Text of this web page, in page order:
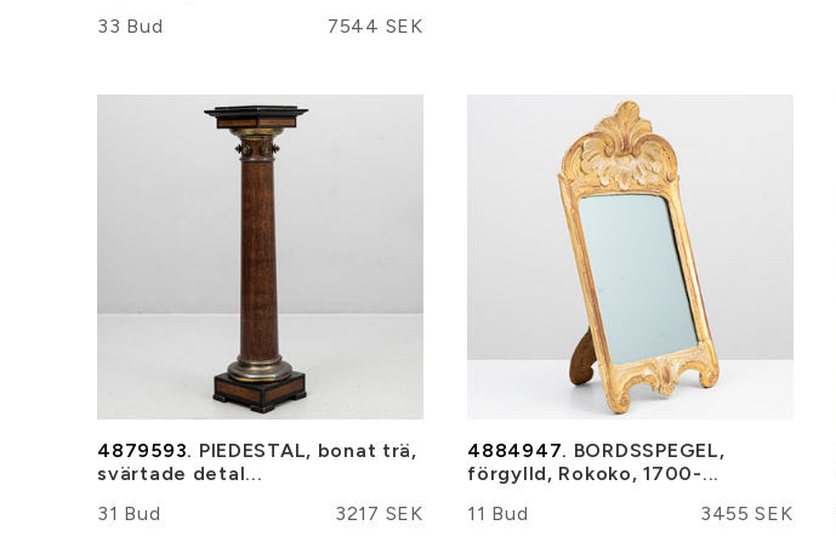
33 Bud
7544 SEK
4879593. PIEDESTAL, bonat trä,
svärtade detal...
31 Bud
3217 SEK
4884947. BORDSSPEGEL,
förgylld, Rokoko, 1700-...
11 Bud
3455 SEK